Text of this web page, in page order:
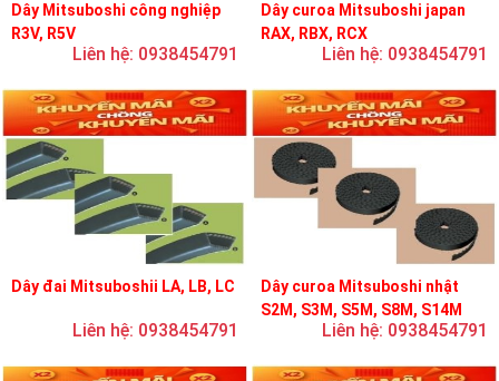
Dây Mitsuboshi công nghiệp
R3V, R5V
Liên hệ: 0938454791
Dây curoa Mitsuboshi japan
RAX, RBX, RCX
Liên hệ: 0938454791
Dây đai Mitsuboshii LA, LB, LC
Liên hệ: 0938454791
Dây curoa Mitsuboshi nhật
S2M, S3M, S5M, S8M, S14M
Liên hệ: 0938454791